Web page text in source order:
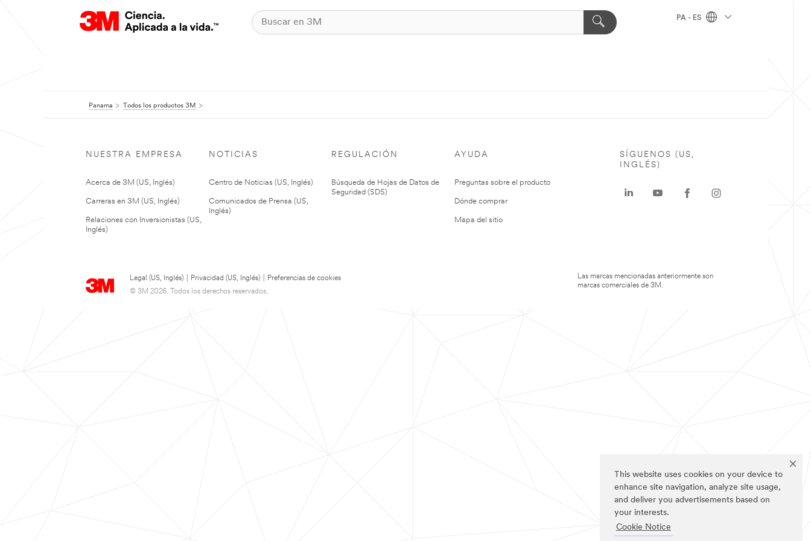
This website uses cookies on your device to
enhance site navigation, analyze site usage,
and deliver you advertisements based on
your interests.
Cookie Notice
PA - ES
Panama Todos los productos 3M
NUESTRA EMPRESA
Acerca de 3M (US, Inglés)
Carreras en 3M (US, Inglés)
Relaciones con Inversionistas (US,
Inglés)
NOTICIAS
Centro de Noticias (US, Inglés)
Comunicados de Prensa (US,
Inglés)
REGULACIÓN
Búsqueda de Hojas de Datos de
Seguridad (SDS)
AYUDA
Preguntas sobre el producto
Dónde comprar
Mapa del sitio
Legal (US, Inglés) Privacidad (US, Inglés)
Preferencias de cookies
© 3M 2026. Todos los derechos reservados..
SÍGUENOS (US,
INGLÉS)
Las marcas mencionadas anteriormente son
marcas comerciales de 3M.